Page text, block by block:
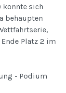
konnte sich
behaupten
Platz 2 im
- Podium